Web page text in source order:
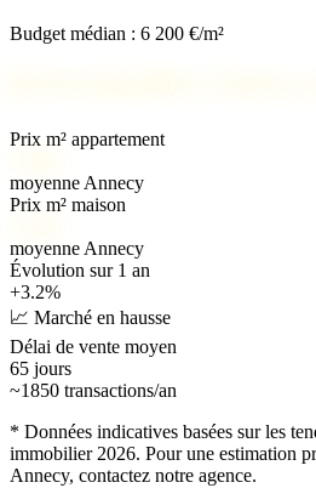
Budget médian : 6 200 €/m²
Prix m² appartement
moyenne Annecy
Prix m² maison
moyenne Annecy
Évolution sur 1 an
+3.2%
📈 Marché en hausse
Délai de vente moyen
65 jours
~1850 transactions/an
* Données indicatives basées sur les
immobilier 2026. Pour une estimation
Annecy, contactez notre agence.